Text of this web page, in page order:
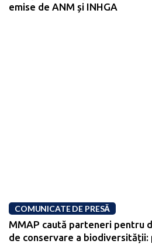
emise de ANM și INHGA
COMUNICATE DE PRESĂ
MMAP caută parteneri pentru
de conservare a